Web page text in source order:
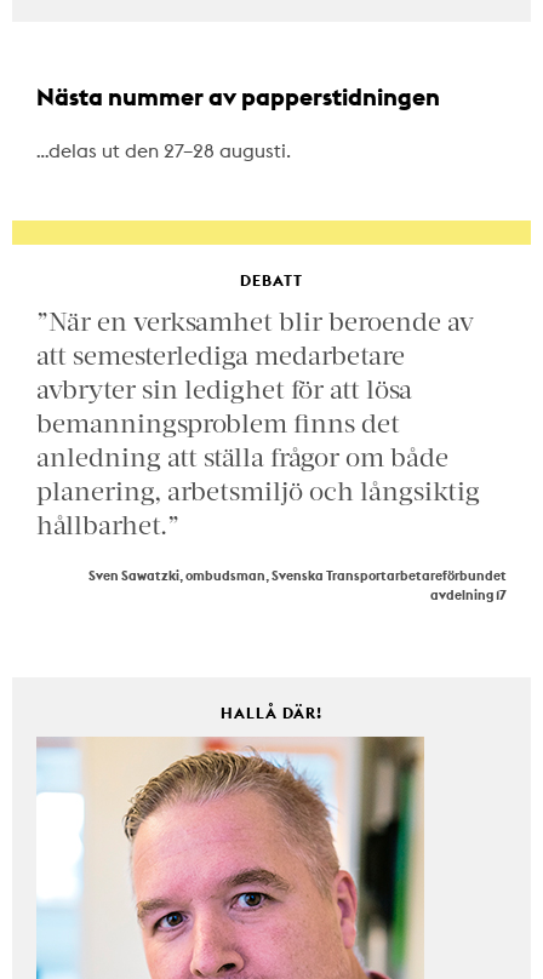
Nästa nummer av papperstidningen
…delas ut den 27–28 augusti.
DEBATT
”När en verksamhet blir beroende av
att semesterlediga medarbetare
avbryter sin ledighet för att lösa
bemanningsproblem finns det
anledning att ställa frågor om både
planering, arbetsmiljö och långsiktig
hållbarhet.”
Sven Sawatzki, ombudsman, Svenska Transportarbetareförbundet
avdelning 17
HALLÅ DÄR!